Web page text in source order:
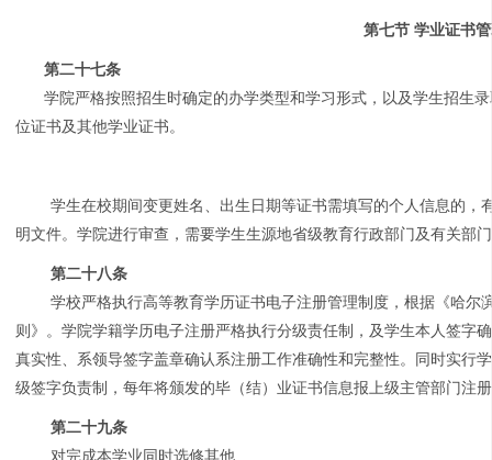
第七节 学业证书
第二十七条
学院严格按照招生时确定的办学类型和学习形式，以及学生招生
位证书及其他学业证书。
学生在校期间变更姓名、出生日期等证书需填写的个人信息的
明文件。学院进行审查，需要学生生源地省级教育行政部门及有关部
第二十八条
学校严格执行高等教育学历证书电子注册管理制度，根据《哈
则》。学院学籍学历电子注册严格执行分级责任制，及学生本人签字
真实性、系领导签字盖章确认系注册工作准确性和完整性。同时实行
级签字负责制，每年将颁发的毕（结）业证书信息报上级主管部门注
第二十九条
对完成本学业同时选修其他